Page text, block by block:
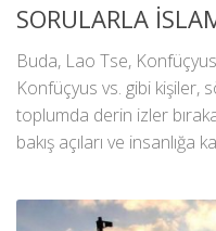
SORULARLA
Buda, Lao Tse,
Konfüçyus vs. gibi kişiler,
toplumda derin izler
bakış açıları ve insanlığa